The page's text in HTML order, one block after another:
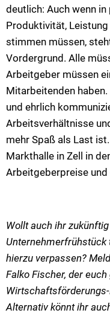
deutlich: Auch wenn
Produktivität,
stimmen müssen,
Vordergrund. Alle
Arbeitgeber müssen
Mitarbeitenden
und ehrlich
Arbeitsverhältnisse
mehr Spaß als Last
Markthalle in Zell in
Arbeitgeberpreise
Wollt auch ihr
Unternehmerfrühstück
hierzu verpassen?
Falko Fischer, der
Alternativ könnt ihr